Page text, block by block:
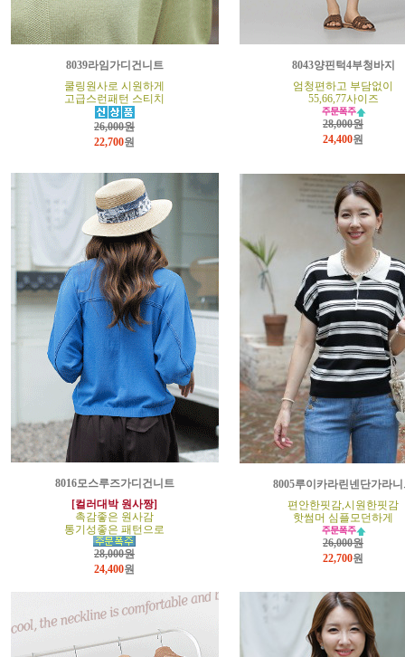
8039라임가디건니트
쿨링원사로 시원하게
고급스런패턴 스티치
26,000원
22,700원
8043양핀턱4부청바지
엄청편하고 부담없이
55,66,77사이즈
28,000원
24,400원
8016모스루즈가디건니트
[컬러대박 원사짱]
촉감좋은 원사감
통기성좋은 패턴으로
28,000원
24,400원
8005루이카라린넨단가라니
편안한핏감,시원한핏감
핫썸머 심플모던하게
26,000원
22,700원